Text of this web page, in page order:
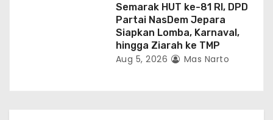
Semarak HUT ke-81 RI, DPD
Partai NasDem Jepara
Siapkan Lomba, Karnaval,
hingga Ziarah ke TMP
Aug 5, 2026 Mas Narto